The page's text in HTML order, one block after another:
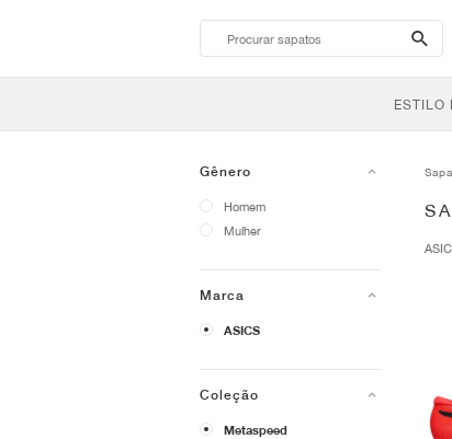
btn
ESTILO
Gênero
Homem
Mulher
Marca
ASICS
Coleção
Metaspeed